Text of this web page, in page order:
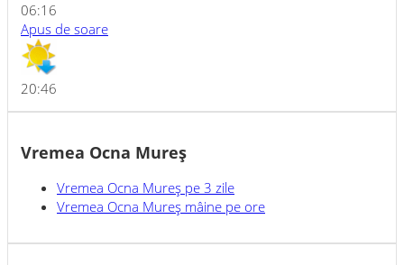
06:16
Apus de soare
20:46
Vremea Ocna Mureş
Vremea Ocna Mureş pe 3 zile
Vremea Ocna Mureş mâine pe ore